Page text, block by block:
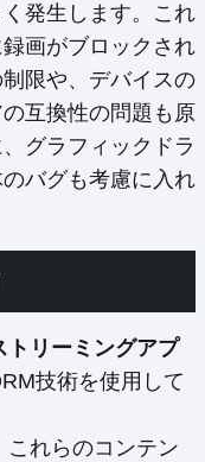
発生します。これ
画がブロックされ
限や、デバイスの
互換性の問題も原
グラフィックドラ
バグも考慮に入れ
トリーミングアプ
技術を使用して
これらのコンテン